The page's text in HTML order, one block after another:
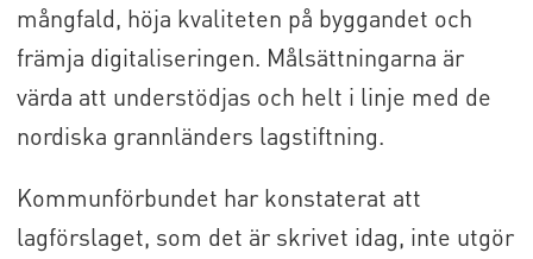
mångfald, höja kvaliteten på byggandet och
främja digitaliseringen. Målsättningarna är
värda att understödjas och helt i linje med de
nordiska grannländers lagstiftning.
Kommunförbundet har konstaterat att
lagförslaget, som det är skrivet idag, inte utgör